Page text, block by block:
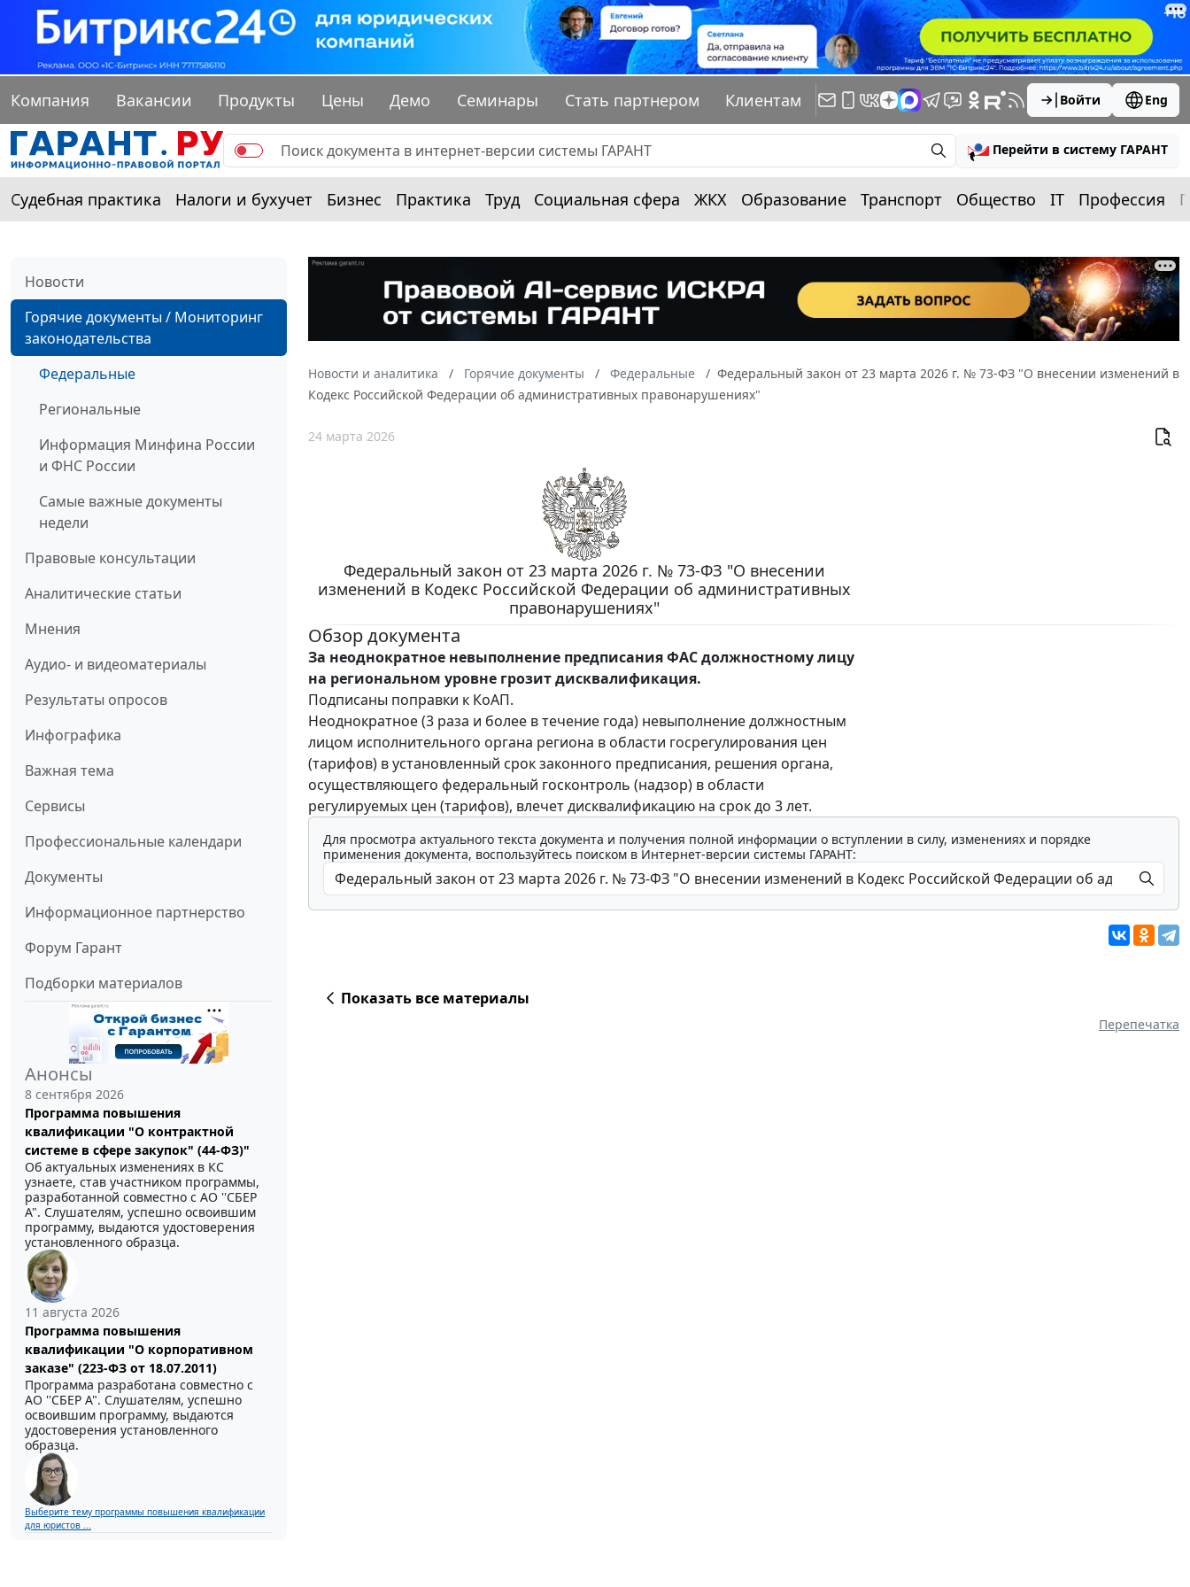
Компания Вакансии Продукты Цены Демо Семинары Стать партнером Клиентам Войти Eng
Перейти в систему ГАРАНТ
Судебная практика Налоги и бухучет Бизнес Практика Труд Социальная сфера ЖКХ Образование Транспорт Общество IT Профессия
Новости
Горячие документы / Мониторинг
законодательства
Федеральные
Региональные
Информация Минфина России
и ФНС России
Самые важные документы
недели
Правовые консультации
Аналитические статьи
Мнения
Аудио- и видеоматериалы
Результаты опросов
Инфографика
Важная тема
Сервисы
Профессиональные календари
Документы
Информационное партнерство
Форум Гарант
Подборки материалов
Анонсы
8 сентября 2026
Программа повышения
квалификации "О контрактной
системе в сфере закупок" (44-ФЗ)"
Об актуальных изменениях в КС
узнаете, став участником программы,
разработанной совместно с АО ''СБЕР
А". Слушателям, успешно освоившим
программу, выдаются удостоверения
установленного образца.
11 августа 2026
Программа повышения
квалификации "О корпоративном
заказе" (223-ФЗ от 18.07.2011)
Программа разработана совместно с
АО ''СБЕР А". Слушателям, успешно
освоившим программу, выдаются
удостоверения установленного
образца.
Выберите тему программы повышения квалификации
для юристов ...
Новости и аналитика Горячие документы Федеральные
Федеральный закон от 23 марта 2026 г. № 73-ФЗ "О внесении изменений в
Кодекс Российской Федерации об административных правонарушениях"
24 марта 2026
Федеральный закон от 23 марта 2026 г. № 73-ФЗ "О внесении
изменений в Кодекс Российской Федерации об административных
правонарушениях"
Обзор документа
За неоднократное невыполнение предписания ФАС должностному лицу
на региональном уровне грозит дисквалификация.
Подписаны поправки к КоАП.
Неоднократное (3 раза и более в течение года) невыполнение должностным
лицом исполнительного органа региона в области госрегулирования цен
(тарифов) в установленный срок законного предписания, решения органа,
осуществляющего федеральный госконтроль (надзор) в области
регулируемых цен (тарифов), влечет дисквалификацию на срок до 3 лет.
Для просмотра актуального текста документа и получения полной информации о вступлении в силу, изменениях и порядке
применения документа, воспользуйтесь поиском в Интернет-версии системы ГАРАНТ:
Показать все материалы
Перепечатка